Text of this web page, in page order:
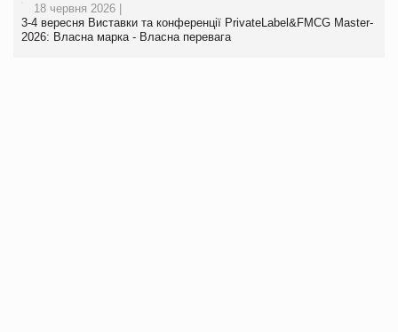
18 червня 2026 |
3-4 вересня Виставки та конференції PrivateLabel&FMCG Master-
2026: Власна марка - Власна перевага